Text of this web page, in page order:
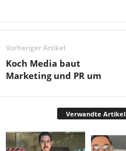
Vorheriger Artikel
Koch Media baut
Marketing und PR um
Verwandte Artikel